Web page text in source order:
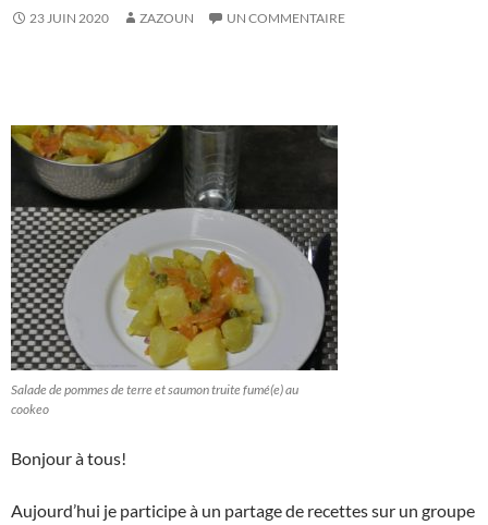
23 JUIN 2020 ZAZOUN UN COMMENTAIRE
Salade de pommes de terre et saumon truite fumé(e) au
cookeo
Bonjour à tous!
Aujourd’hui je participe à un partage de recettes sur un groupe